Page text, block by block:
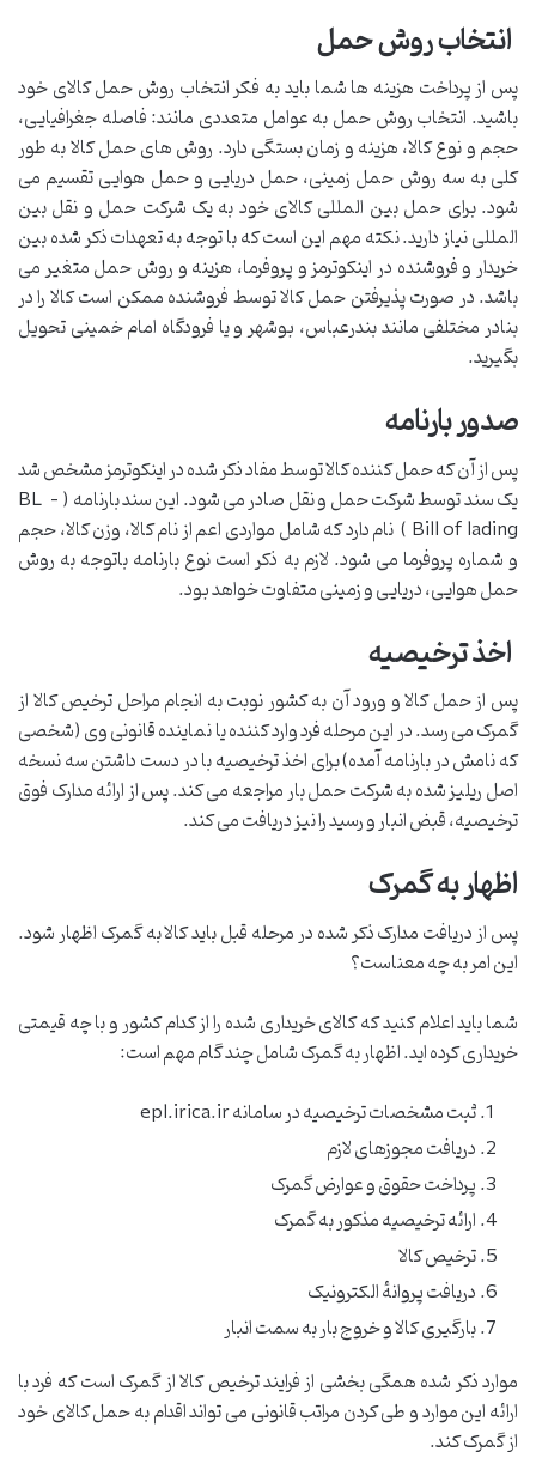
انتخاب روش حمل
پس از پرداخت هزینه ها شما باید به فکر انتخاب روش حمل کالای خود
باشید. انتخاب روش حمل به عوامل متعددی مانند: فاصله جغرافیایی،
حجم و نوع کالا، هزینه و زمان بستگی دارد. روش های حمل کالا به طور
کلی به سه روش حمل زمینی، حمل دریایی و حمل هوایی تقسیم می
شود. برای حمل بین المللی کالای خود به یک شرکت حمل و نقل بین
المللی نیاز دارید. نکته مهم این است که با توجه به تعهدات ذکر شده بین
خریدار و فروشنده در اینکوترمز و پروفرما، هزینه و روش حمل متغیر می
باشد. در صورت پذیرفتن حمل کالا توسط فروشنده ممکن است کالا را در
بنادر مختلفی مانند بندرعباس، بوشهر و یا فرودگاه امام خمینی تحویل
بگیرید.
صدور بارنامه
پس از آن که حمل کننده کالا توسط مفاد ذکر شده در اینکوترمز مشخص شد
یک سند توسط شرکت حمل و نقل صادر می شود. این سند بارنامه (BL –
Bill of lading ) نام دارد که شامل مواردی اعم از نام کالا، وزن کالا، حجم
و شماره پروفرما می شود. لازم به ذکر است نوع بارنامه باتوجه به روش
حمل هوایی، دریایی و زمینی متفاوت خواهد بود.
اخذ ترخیصیه
پس از حمل کالا و ورود آن به کشور نوبت به انجام مراحل ترخیص کالا از
گمرک می رسد. در این مرحله فرد وارد کننده یا نماینده قانونی وی (شخصی
که نامش در بارنامه آمده) برای اخذ ترخیصیه با در دست داشتن سه نسخه
اصل ریلیز شده به شرکت حمل بار مراجعه می کند. پس از ارائه مدارک فوق
ترخیصیه، قبض انبار و رسید را نیز دریافت می کند.
اظهار به گمرک
پس از دریافت مدارک ذکر شده در مرحله قبل باید کالا به گمرک اظهار شود.
این امر به چه معناست؟
شما باید اعلام کنید که کالای خریداری شده را از کدام کشور و با چه قیمتی
خریداری کرده اید. اظهار به گمرک شامل چند گام مهم است:
ثبت مشخصات ترخیصیه در سامانه epl.irica.ir
دریافت مجوزهای لازم
پرداخت حقوق و عوارض گمرک
ارائه ترخیصیه مذکور به گمرک
ترخیص کالا
دریافت پروانهٔ الکترونیک
بارگیری کالا و خروج بار به سمت انبار
موارد ذکر شده همگی بخشی از فرایند ترخیص کالا از گمرک است که فرد با
ارائه این موارد و طی کردن مراتب قانونی می تواند اقدام به حمل کالای خود
از گمرک کند.